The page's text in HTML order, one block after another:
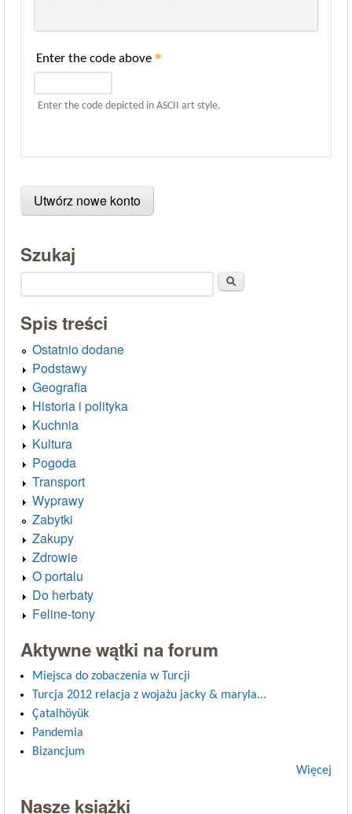
Enter the code above *
Enter the code depicted in ASCII art style.
Szukaj
Spis treści
Ostatnio dodane
Podstawy
Geografia
Historia i polityka
Kuchnia
Kultura
Pogoda
Transport
Wyprawy
Zabytki
Zakupy
Zdrowie
O portalu
Do herbaty
Feline-tony
Aktywne wątki na forum
Miejsca do zobaczenia w Turcji
Turcja 2012 relacja z wojażu jacky & maryla...
Çatalhöyük
Pandemia
Bizancjum
Więcej
Nasze książki